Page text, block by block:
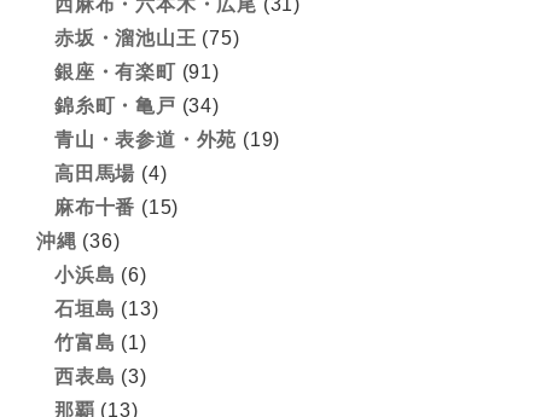
赤坂・溜池山王 (75)
銀座・有楽町 (91)
錦糸町・亀戸 (34)
青山・表参道・外苑 (19)
高田馬場 (4)
麻布十番 (15)
沖縄 (36)
小浜島 (6)
石垣島 (13)
竹富島 (1)
西表島 (3)
那覇 (13)